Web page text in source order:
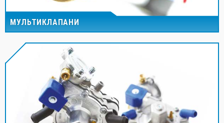
МУЛЬТИКЛАПАНИ